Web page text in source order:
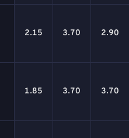
2.15 3.70 2.90
1.85 3.70 3.70